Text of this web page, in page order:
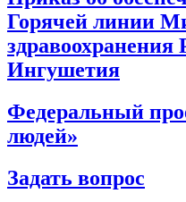
Горячей линии
здравоохранения
Ингушетия
Федеральный
людей»
Задать вопрос